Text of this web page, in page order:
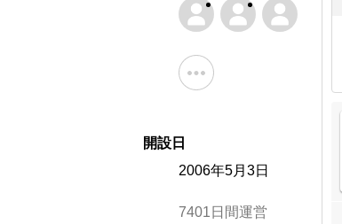
開設日
2006年5月3日
7401日間運営